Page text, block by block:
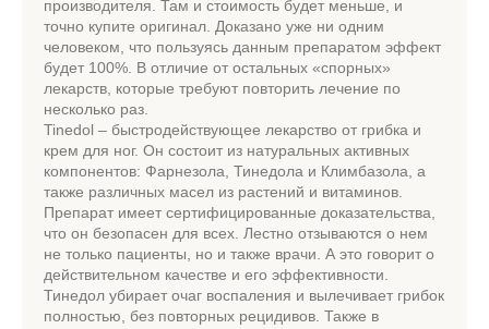
производителя. Там и стоимость будет меньше, и
точно купите оригинал. Доказано уже ни одним
человеком, что пользуясь данным препаратом эффект
будет 100%. В отличие от остальных «спорных»
лекарств, которые требуют повторить лечение по
несколько раз.
Tinedol – быстродействующее лекарство от грибка и
крем для ног. Он состоит из натуральных активных
компонентов: Фарнезола, Тинедола и Климбазола, а
также различных масел из растений и витаминов.
Препарат имеет сертифицированные доказательства,
что он безопасен для всех. Лестно отзываются о нем
не только пациенты, но и также врачи. А это говорит о
действительном качестве и его эффективности.
Тинедол убирает очаг воспаления и вылечивает грибок
полностью, без повторных рецидивов. Также в